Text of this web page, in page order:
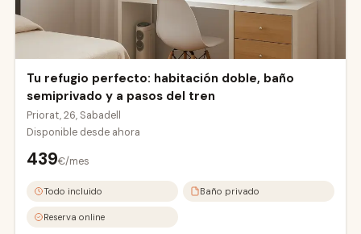
Tu refugio perfecto: habitación doble, baño
semiprivado y a pasos del tren
Priorat, 26, Sabadell
Disponible desde ahora
439€/mes
Todo incluido Baño privado
Reserva online